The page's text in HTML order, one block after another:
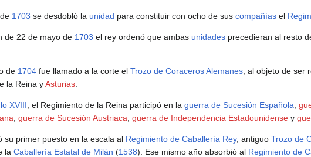
1703 se desdobló la unidad para constituir con ocho de sus compañías el
de 22 de mayo de 1703 el rey ordenó que ambas unidades precedieran al resto
de 1704 fue llamado a la corte el Trozo de Coraceros Alemanes , al objeto de
la Reina yAsturias
XVIII , el Regimiento de la Reina participó en la guerra de Sucesión Española
guerra de Sucesión Austriaca guerra de Independencia Estadounidense y
su primer puesto en la escala al Regimiento de Caballería Rey, antiguo Trozo de
la Caballería Estatal de Milán (1538). Ese mismo año absorbió al Regimiento de